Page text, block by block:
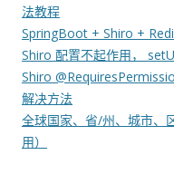
法教程
SpringBoot + Shiro +
Shiro 配置不起作用，
Shiro
解决方法
全球国家、省/州、城市、
用）